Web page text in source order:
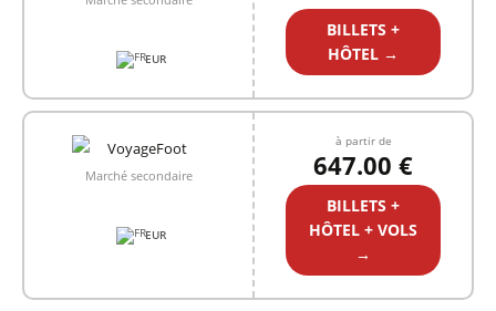
EUR
BILLETS +
HÔTEL →
Marché secondaire
EUR
à partir de
647.00 €
BILLETS +
HÔTEL + VOLS
→